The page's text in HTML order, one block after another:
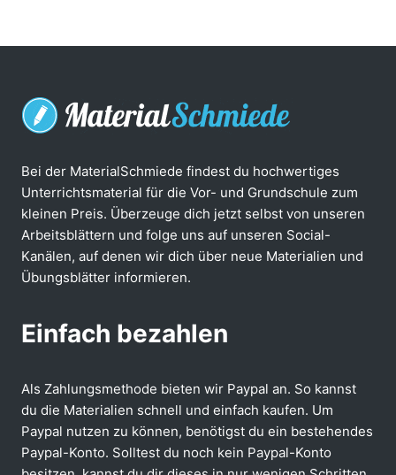
Bei der MaterialSchmiede findest du hochwertiges
Unterrichtsmaterial für die Vor- und Grundschule zum
kleinen Preis. Überzeuge dich jetzt selbst von unseren
Arbeitsblättern und folge uns auf unseren Social-
Kanälen, auf denen wir dich über neue Materialien und
Übungsblätter informieren.
Einfach bezahlen
Als Zahlungsmethode bieten wir Paypal an. So kannst
du die Materialien schnell und einfach kaufen. Um
Paypal nutzen zu können, benötigst du ein bestehendes
Paypal-Konto. Solltest du noch kein Paypal-Konto